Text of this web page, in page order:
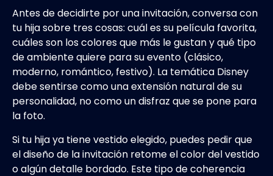
Antes de decidirte por una invitación, conversa con
tu hija sobre tres cosas: cuál es su película favorita,
cuáles son los colores que más le gustan y qué tipo
de ambiente quiere para su evento (clásico,
moderno, romántico, festivo). La temática Disney
debe sentirse como una extensión natural de su
personalidad, no como un disfraz que se pone para
la foto.
Si tu hija ya tiene vestido elegido, puedes pedir que
el diseño de la invitación retome el color del vestido
o algún detalle bordado. Este tipo de coherencia